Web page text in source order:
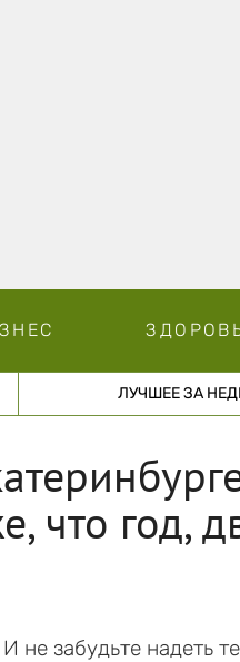
ЛУЧШЕЕ ЗА
что год,
не забудьте надеть